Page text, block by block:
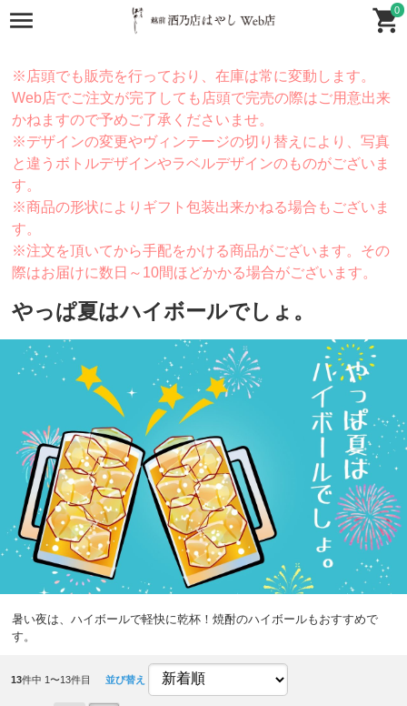
0
※店頭でも販売を行っており、在庫は常に変動します。
Web店でご注文が完了しても店頭で完売の際はご用意出来
かねますので予めご了承くださいませ。
※デザインの変更やヴィンテージの切り替えにより、写真
と違うボトルデザインやラベルデザインのものがございま
す。
※商品の形状によりギフト包装出来かねる場合もございま
す。
※注文を頂いてから手配をかける商品がございます。その
際はお届けに数日～10間ほどかかる場合がございます。
やっぱ夏はハイボールでしょ。
暑い夜は、ハイボールで軽快に乾杯！焼酎のハイボールもおすすめで
す。
13件中 1〜13件目 並び替え